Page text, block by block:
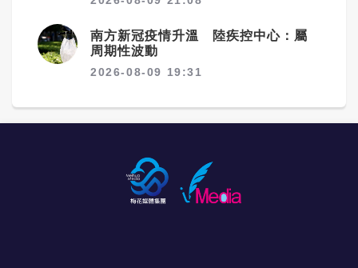
南方新冠疫情升溫 陸疾控中心：屬
周期性波動
2026-08-09 19:31